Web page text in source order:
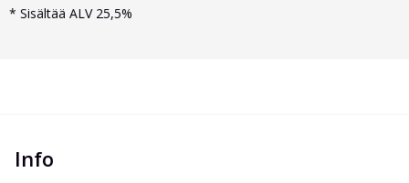
* Sisältää ALV 25,5%
Info